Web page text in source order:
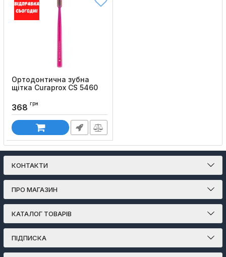
Ортодонтична зубна
щітка Curaprox CS 5460
Код товару:
368 грн
КОНТАКТИ
ПРО МАГАЗИН
КАТАЛОГ ТОВАРІВ
ПІДПИСКА